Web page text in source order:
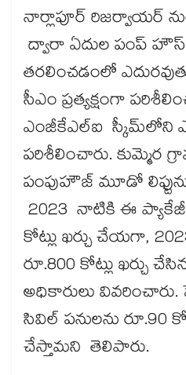
నార్లాపూర్ రిజర్వాయర్
ద్వారా ఏదుల పంప్
తరలించడంలో
సీఎం ప్రత్యక్షంగా
ఎంజీకేఎల్ఐ స్కీమ్‌‌‌‌లోని
పరిశీలించారు. కుమ్మెర
పంపుహౌజ్‌‌‌‌​ మూడో
2023 నాటికి ఈ
కోట్లు ఖర్చు చేయగా,
రూ.800 కోట్లు ఖర్చు
అధికారులు
సివిల్ పనులను రూ.90
చేస్తామని తెలిపారు.